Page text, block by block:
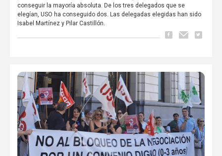
conseguir la mayoría absoluta. De los tres delegados que se
elegían, USO ha conseguido dos. Las delegadas elegidas han sido
Isabel Martínez y Pilar Castillón.